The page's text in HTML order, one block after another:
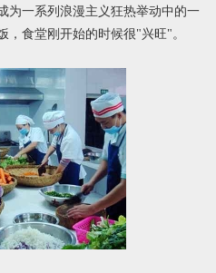
为一系列浪漫主义狂热举动中的一
，食堂刚开始的时候很"兴旺"。